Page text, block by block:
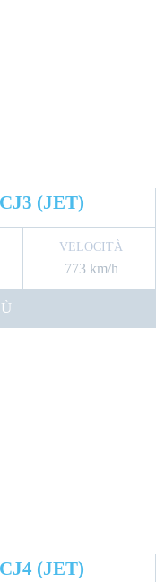
(JET)
VELOCITÀ
773 km/h
(JET)